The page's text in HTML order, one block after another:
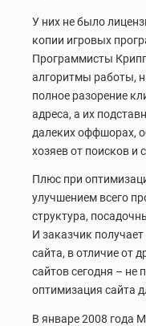
У них не было
копии игровых
Программисты
алгоритмы работы,
полное разорение
адреса, а их
далеких оффшорах,
хозяев от поисков и
Плюс при
улучшением всего
структура,
И заказчик
сайта, в отличие от
сайтов сегодня – не
оптимизация сайта
В январе 2008 года